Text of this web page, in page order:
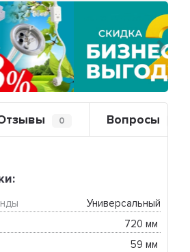
0 Вопросы
Универсальный
720 мм
59 мм